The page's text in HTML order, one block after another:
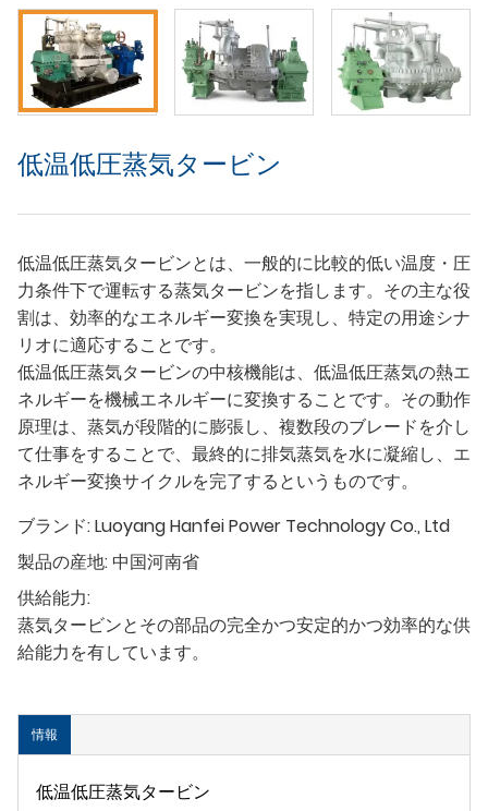
低温低圧蒸気タービン
低温低圧蒸気タービンとは、一般的に比較的低い温度・圧
力条件下で運転する蒸気タービンを指します。その主な役
割は、効率的なエネルギー変換を実現し、特定の用途シナ
リオに適応することです。
低温低圧蒸気タービンの中核機能は、低温低圧蒸気の熱エ
ネルギーを機械エネルギーに変換することです。その動作
原理は、蒸気が段階的に膨張し、複数段のブレードを介し
て仕事をすることで、最終的に排気蒸気を水に凝縮し、エ
ネルギー変換サイクルを完了するというものです。
ブランド:Luoyang Hanfei Power Technology Co., Ltd
製品の産地: 中国河南省
供給能力:
蒸気タービンとその部品の完全かつ安定的かつ効率的な供
給能力を有しています。
情報
低温低圧蒸気タービン